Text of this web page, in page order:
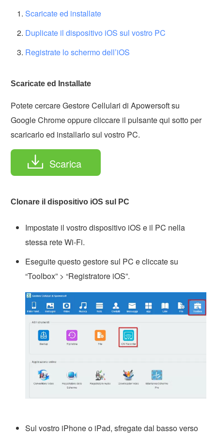
Scaricate ed installate
Duplicate il dispositivo iOS sul vostro PC
Registrate lo schermo dell’iOS
Scaricate ed Installate
Potete cercare Gestore Cellulari di Apowersoft su
Google Chrome oppure cliccare il pulsante qui sotto per
scaricarlo ed installarlo sul vostro PC.
Scarica
Clonare il dispositivo iOS sul PC
Impostate il vostro dispositivo iOS e il PC nella
stessa rete Wi-Fi.
Eseguite questo gestore sul PC e cliccate su
“Toolbox” > “Registratore iOS”.
Sul vostro iPhone o iPad, sfregate dal basso verso